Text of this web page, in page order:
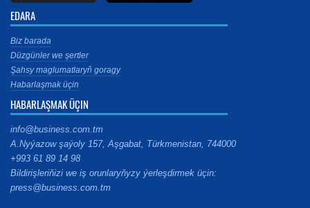
EDARA
Biz barada
Düzgünler we şertler
Şahsy maglumatlaryň goragy
Habarlaşmak üçin
HABARLAŞMAK ÜÇIN
info@business.com.tm
A.Nyýazow şaýoly 157, Aşgabat, Türkmenistan, 744000
+993 61 89 14 98
Bildirişleriňizi we iş orunlaryňyzy ýerleşdirmek üçin:
press@business.com.tm